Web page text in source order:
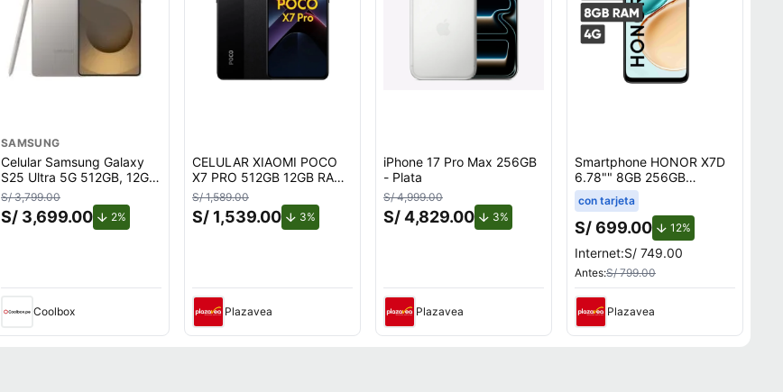
SAMSUNG
Celular Samsung Galaxy
S25 Ultra 5G 512GB, 12GB
RAM, cámara trasera
200MP y frontal 12MP,
pantalla 6.9"", titanium
S/ 3,799.00
S/ 3,699.00 2% de descuento.
Coolbox
CELULAR XIAOMI POCO
X7 PRO 512GB 12GB RAM
NEGRO
S/ 1,589.00
S/ 1,539.00 3% de descuento.
Plazavea
iPhone 17 Pro Max 256GB
- Plata
S/ 4,999.00
S/ 4,829.00 3% de descuento.
Plazavea
Smartphone HONOR X7D
6.78"" 8GB 256GB
108MP+2MP Negro
con tarjeta
S/ 699.00 12%
Internet:S/ 749.00
Antes:S/ 799.00
Plazavea